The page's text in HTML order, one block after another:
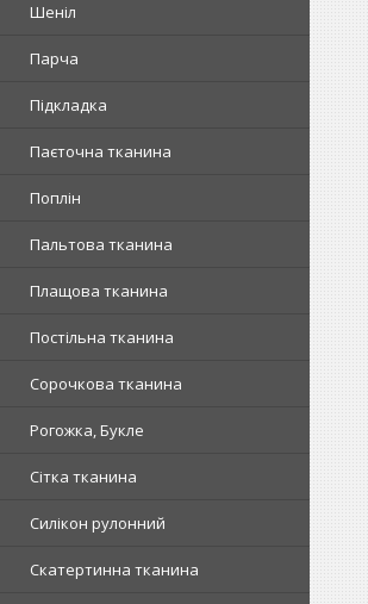
Шеніл
Парча
Підкладка
Паєточна тканина
Поплін
Пальтова тканина
Плащова тканина
Постільна тканина
Сорочкова тканина
Рогожка, Букле
Сітка тканина
Силікон рулонний
Скатертинна тканина